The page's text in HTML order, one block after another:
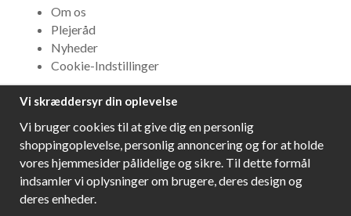
Om os
Plejeråd
Nyheder
Cookie-Indstillinger
NYHEDSBREV
Få bedste tilbud og\r spændende nye produkter!
Vi skræddersyr din oplevelse
Vi bruger cookies til at give dig en personlig
shoppingoplevelse, personlig annoncering og for at holde
vores hjemmesider pålidelige og sikre. Til dette formål
indsamler vi oplysninger om brugere, deres design og
deres enheder.